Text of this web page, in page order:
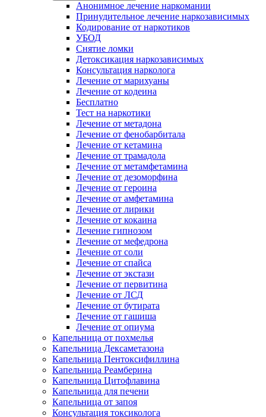
Анонимное лечение наркомании
Принудительное лечение наркозависимых
Кодирование от наркотиков
УБОД
Снятие ломки
Детоксикация наркозависимых
Консультация нарколога
Лечение от марихуаны
Лечение от кодеина
Бесплатно
Тест на наркотики
Лечение от метадона
Лечение от фенобарбитала
Лечение от кетамина
Лечение от трамадола
Лечение от метамфетамина
Лечение от дезоморфина
Лечение от героина
Лечение от амфетамина
Лечение от лирики
Лечение от кокаина
Лечение гипнозом
Лечение от мефедрона
Лечение от соли
Лечение от спайса
Лечение от экстази
Лечение от первитина
Лечение от ЛСД
Лечение от бутирата
Лечение от гашиша
Лечение от опиума
Капельница от похмелья
Капельница Дексаметазона
Капельница Пентоксифиллина
Капельница Реамберина
Капельница Цитофлавина
Капельница для печени
Капельница от запоя
Консультация токсиколога